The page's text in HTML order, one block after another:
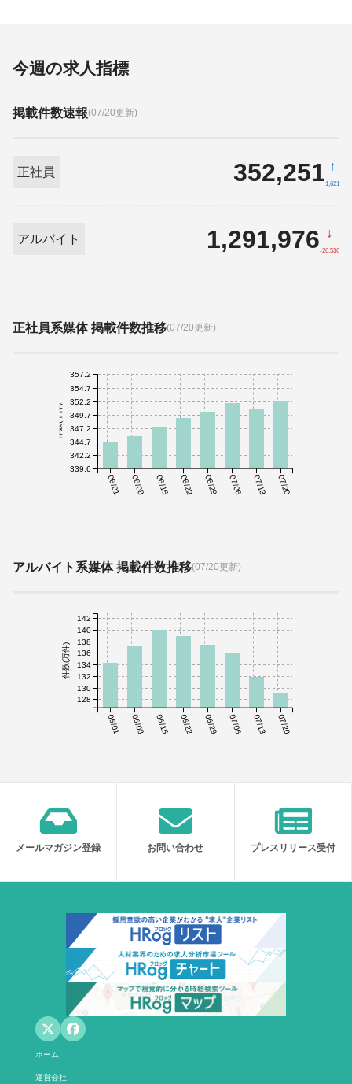
今週の求人指標
掲載件数速報(07/20更新)
正社員 352,251 ↑
1,621
アルバイト 1,291,976 ↓
-26,536
正社員系媒体 掲載件数推移(07/20更新)
06/01 06/08 06/15 06/22 06/29 07/06 07/13 07/20
件数(千件)
339.6
342.2
344.7
347.2
349.7
352.2
354.7
357.2
アルバイト系媒体 掲載件数推移(07/20更新)
06/01 06/08 06/15 06/22 06/29 07/06 07/13 07/20
件数(万件)
128
130
132
134
136
138
140
142
メールマガジン登録 お問い合わせ プレスリリース受付
ホーム
運営会社